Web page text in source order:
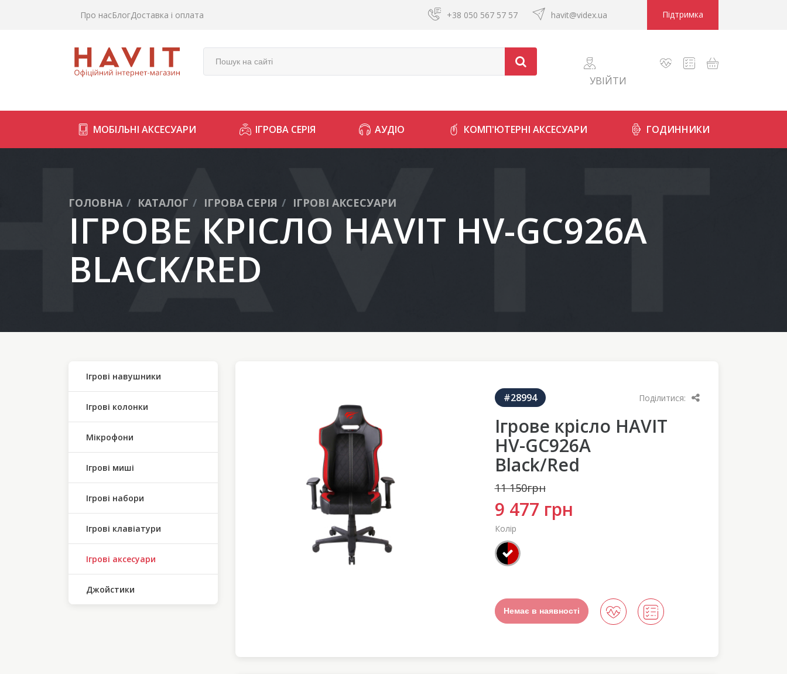
Про насБлогДоставка і оплата +38 050 567 57 57 havit@videx.ua Підтримка
УВІЙТИ
МОБІЛЬНІ АКСЕСУАРИ ІГРОВА СЕРІЯ АУДІО КОМП'ЮТЕРНІ АКСЕСУАРИ ГОДИННИКИ
ГОЛОВНА КАТАЛОГ ІГРОВА СЕРІЯ ІГРОВІ АКСЕСУАРИ
ІГРОВЕ КРІСЛО HAVIT HV-GC926A
BLACK/RED
Ігрові навушники
Ігрові колонки
Мікрофони
Ігрові миші
Ігрові набори
Ігрові клавіатури
Ігрові аксесуари
Джойстики
Поділитися:
#28994
Ігрове крісло HAVIT
HV-GC926A
Black/Red
11 150грн
9 477 грн
Колір
Немає в наявності